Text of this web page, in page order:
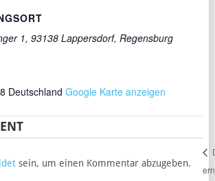
1, 93138 Lappersdorf, Regensburg
Deutschland Google Karte anzeigen
sein, um einen Kommentar abzugeben.